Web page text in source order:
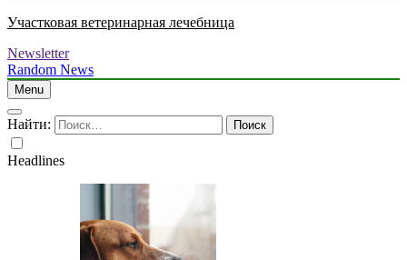
Участковая ветеринарная лечебница
Newsletter
Random News
Menu
Найти:
Headlines